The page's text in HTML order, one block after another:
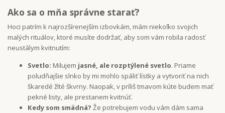
Ako sa o mňa správne starať?
Hoci patrím k najrozšírenejším izbovkám, mám niekoľko svojich
malých rituálov, ktoré musíte dodržať, aby som vám robila radosť
neustálym kvitnutím:
Svetlo: Milujem jasné, ale rozptýlené svetlo. Priame
poludňajšie slnko by mi mohlo spáliť lístky a vytvoriť na nich
škaredé žlté škvrny. Naopak, v príliš tmavom kúte budem mať
pekné listy, ale prestanem kvitnúť.
Kedy som smädná? Že potrebujem vodu vám dám sama